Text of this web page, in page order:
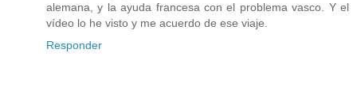
alemana, y la ayuda francesa con el problema vasco. Y el
vídeo lo he visto y me acuerdo de ese viaje.
Responder